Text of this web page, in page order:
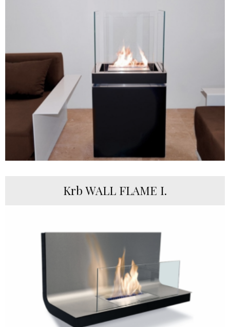
Krb WALL FLAME I.